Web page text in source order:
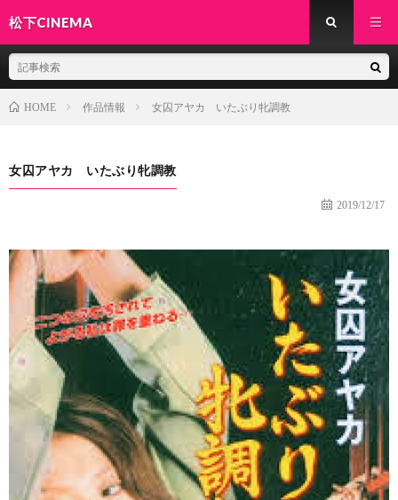
松下CINEMA
HOME 作品情報 女囚アヤカ いたぶり牝調教
女囚アヤカ いたぶり牝調教
2019/12/17